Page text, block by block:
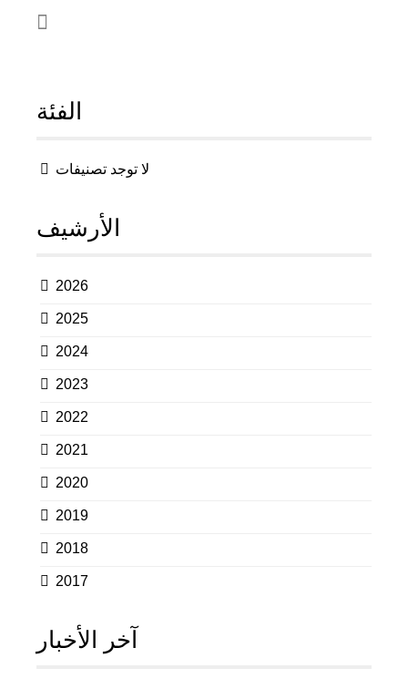
الفئة
لا توجد تصنيفات
الأرشيف
2026
2025
2024
2023
2022
2021
2020
2019
2018
2017
آخر الأخبار